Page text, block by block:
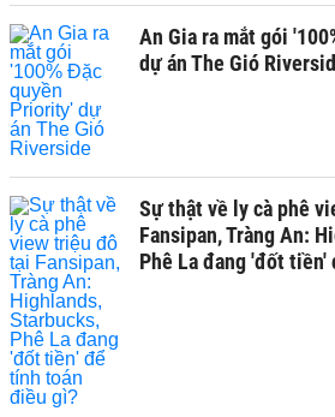
An Gia ra mắt gói
dự án The Gió
Sự thật về ly cà phê
Fansipan, Tràng An:
Phê La đang 'đốt